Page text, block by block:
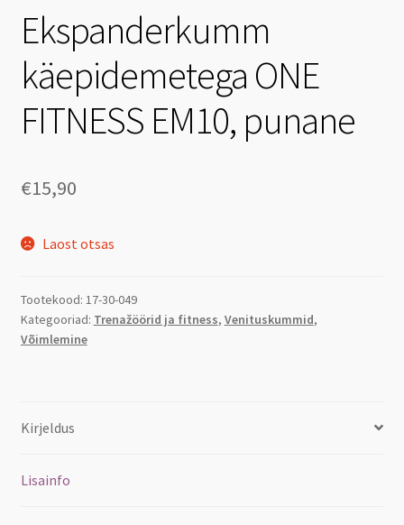
Ekspanderkumm
käepidemetega ONE
FITNESS EM10, punane
€15,90
Laost otsas
Tootekood: 17-30-049
Kategooriad: Trenažöörid ja fitness, Venituskummid,
Võimlemine
Kirjeldus
Lisainfo